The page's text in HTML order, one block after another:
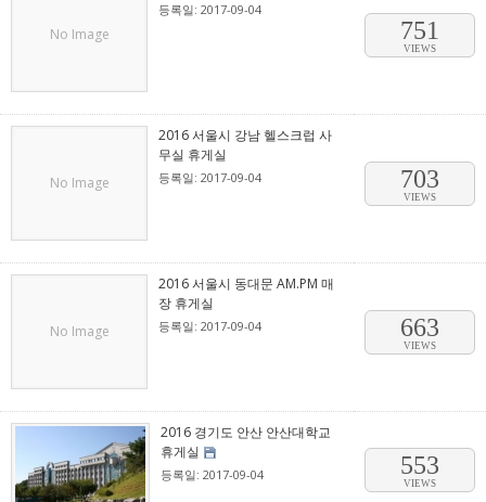
No Image
등록일: 2017-09-04
751
VIEWS
No Image
2016 서울시 강남 헬스크럽 사
무실 휴게실
등록일: 2017-09-04 703
VIEWS
No Image
2016 서울시 동대문 AM.PM 매
장 휴게실
등록일: 2017-09-04 663
VIEWS
2016 경기도 안산 안산대학교
휴게실
등록일: 2017-09-04 553
VIEWS